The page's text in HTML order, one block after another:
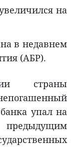
на
в недавнем
(АБР).
страны
упал на